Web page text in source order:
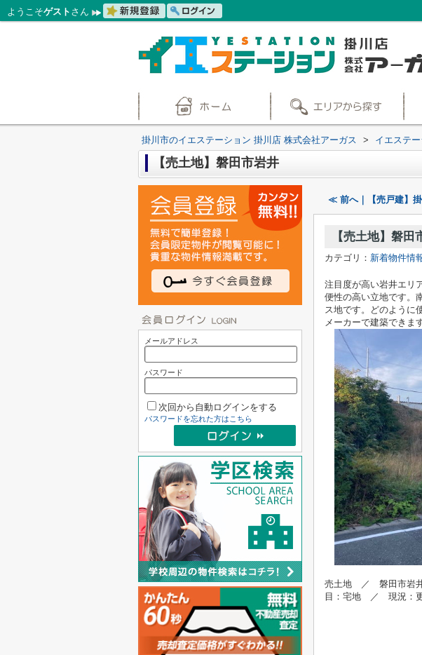
ようこそゲスト さん
掛川市のイエステーション 掛川店 株式会社アーガス > イエステ
【売土地】磐田市岩井
≪ 前へ｜【売戸建】
【売土地】磐田
カテゴリ： 新着物件情
注目度が高い岩井エリ
便性の高い立地です。
ス地です。どのように
メーカーで建築できます
売土地 ／ 磐田市岩
目：宅地 ／ 現況：
メールアドレス
パスワード
次回から自動ログインをする
パスワードを忘れた方はこちら